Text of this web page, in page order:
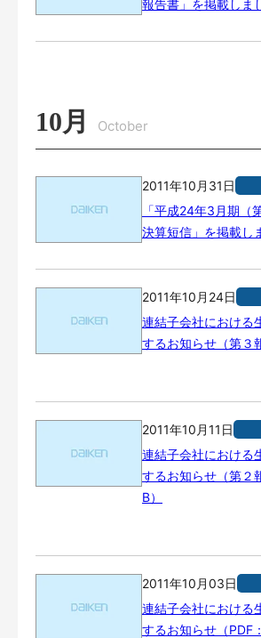
報告書」を掲載しま
10月 October
2011年10月31日
「平成24年3月期（
決算短信」を掲載し
2011年10月24日
連結子会社における
するお知らせ（第３
2011年10月11日
連結子会社における
するお知らせ（第２
B）
2011年10月03日
連結子会社における
するお知らせ（PDF